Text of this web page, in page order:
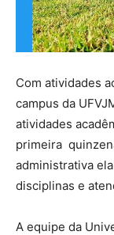
Com atividades
campus da
atividades
primeira
administrativa
disciplinas e
A equipe da